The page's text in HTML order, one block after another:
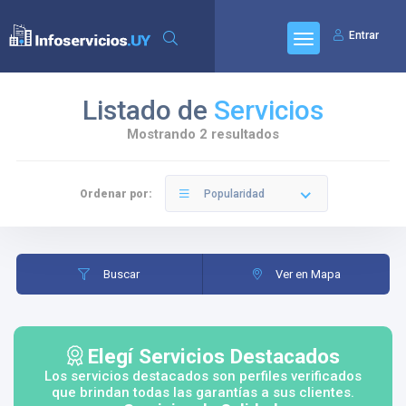
Entrar
Listado de Servicios
Mostrando 2 resultados
Ordenar por: Popularidad
Buscar Ver en Mapa
Elegí Servicios Destacados
Los servicios destacados son perfiles verificados
que brindan todas las garantías a sus clientes.